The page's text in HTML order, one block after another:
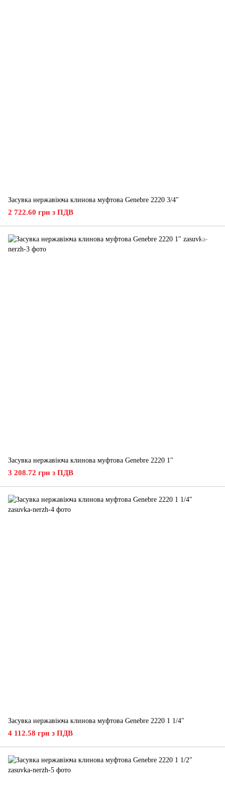
Засувка нержавіюча клинова муфтова Genebre 2220 3/4"
2 722.60 грн з ПДВ
Засувка нержавіюча клинова муфтова Genebre 2220 1"
3 208.72 грн з ПДВ
Засувка нержавіюча клинова муфтова Genebre 2220 1 1/4"
4 112.58 грн з ПДВ